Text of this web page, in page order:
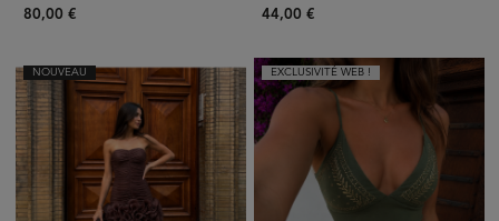
80,00 € 44,00 €
NOUVEAU EXCLUSIVITÉ WEB !